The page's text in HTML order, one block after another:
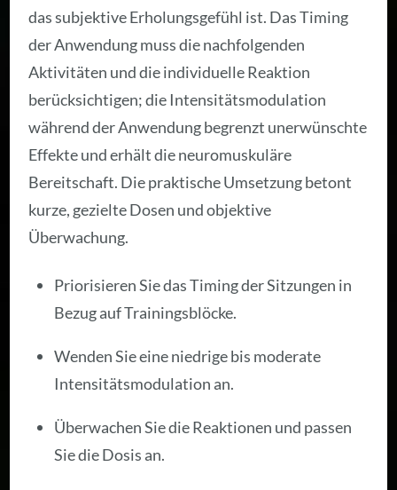
das subjektive Erholungsgefühl ist. Das Timing
der Anwendung muss die nachfolgenden
Aktivitäten und die individuelle Reaktion
berücksichtigen; die Intensitätsmodulation
während der Anwendung begrenzt unerwünschte
Effekte und erhält die neuromuskuläre
Bereitschaft. Die praktische Umsetzung betont
kurze, gezielte Dosen und objektive
Überwachung.
Priorisieren Sie das Timing der Sitzungen in
Bezug auf Trainingsblöcke.
Wenden Sie eine niedrige bis moderate
Intensitätsmodulation an.
Überwachen Sie die Reaktionen und passen
Sie die Dosis an.